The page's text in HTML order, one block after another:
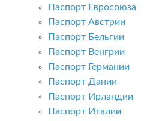
Паспорт Евросоюза
Паспорт Австрии
Паспорт Бельгии
Паспорт Венгрии
Паспорт Германии
Паспорт Дании
Паспорт Ирландии
Паспорт Италии